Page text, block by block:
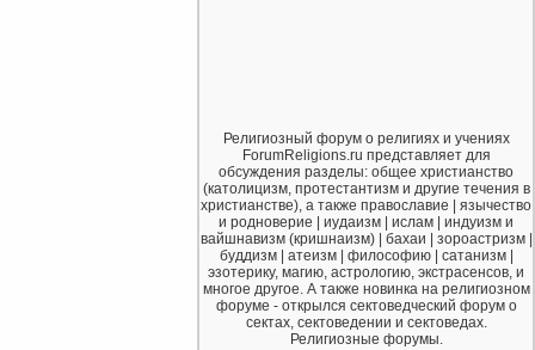
Религиозный форум о религиях и учениях
ForumReligions.ru представляет для
обсуждения разделы: общее христианство
(католицизм, протестантизм и другие течения в
христианстве), а также православие | язычество
и родноверие | иудаизм | ислам | индуизм и
вайшнавизм (кришнаизм) | бахаи | зороастризм |
буддизм | атеизм | философию | сатанизм |
эзотерику, магию, астрологию, экстрасенсов, и
многое другое. А также новинка на религиозном
форуме - открылся сектоведческий форум о
сектах, сектоведении и сектоведах.
Религиозные форумы.